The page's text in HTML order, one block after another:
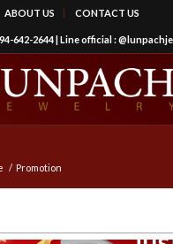
ABOUT US CONTACT US
642-2644| Line official :
/ Promotion